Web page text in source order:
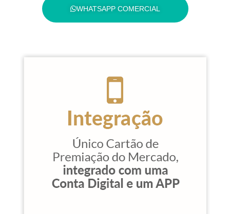
WHATSAPP COMERCIAL